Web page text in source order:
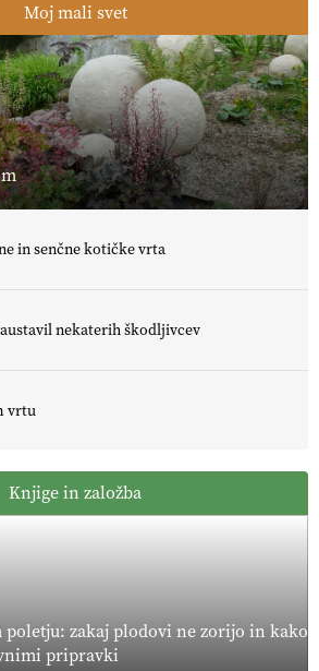
Moj mali svet
in senčne kotičke vrta
nekaterih škodljivcev
vrtu
Knjige in založba
poletju: zakaj plodovi ne zorijo in kako
pripravki